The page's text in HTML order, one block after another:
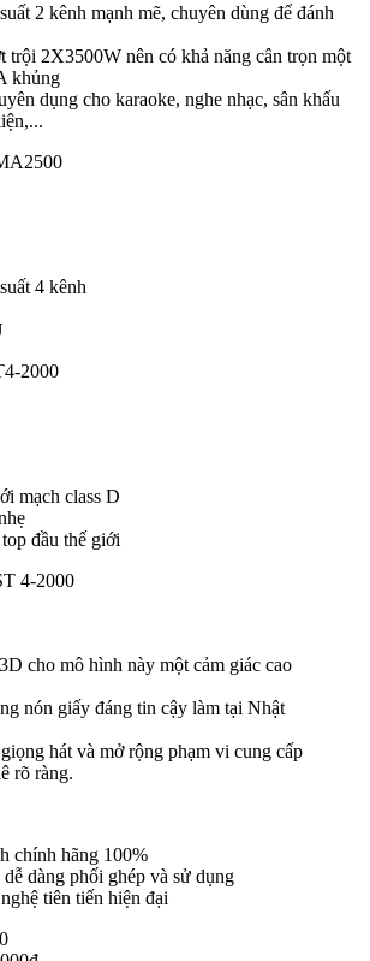
2 kênh mạnh mẽ, chuyên dùng để đánh
trội 2X3500W nên có khả năng cân trọn một
khủng
dụng cho karaoke, nghe nhạc, sân khấu
4 kênh
2000
mạch class D
đầu thế giới
4-2000
cho mô hình này một cảm giác cao
nón giấy đáng tin cậy làm tại Nhật
hát và mở rộng phạm vi cung cấp
rõ ràng.
chính hãng 100%
dàng phối ghép và sử dụng
tiên tiến hiện đại